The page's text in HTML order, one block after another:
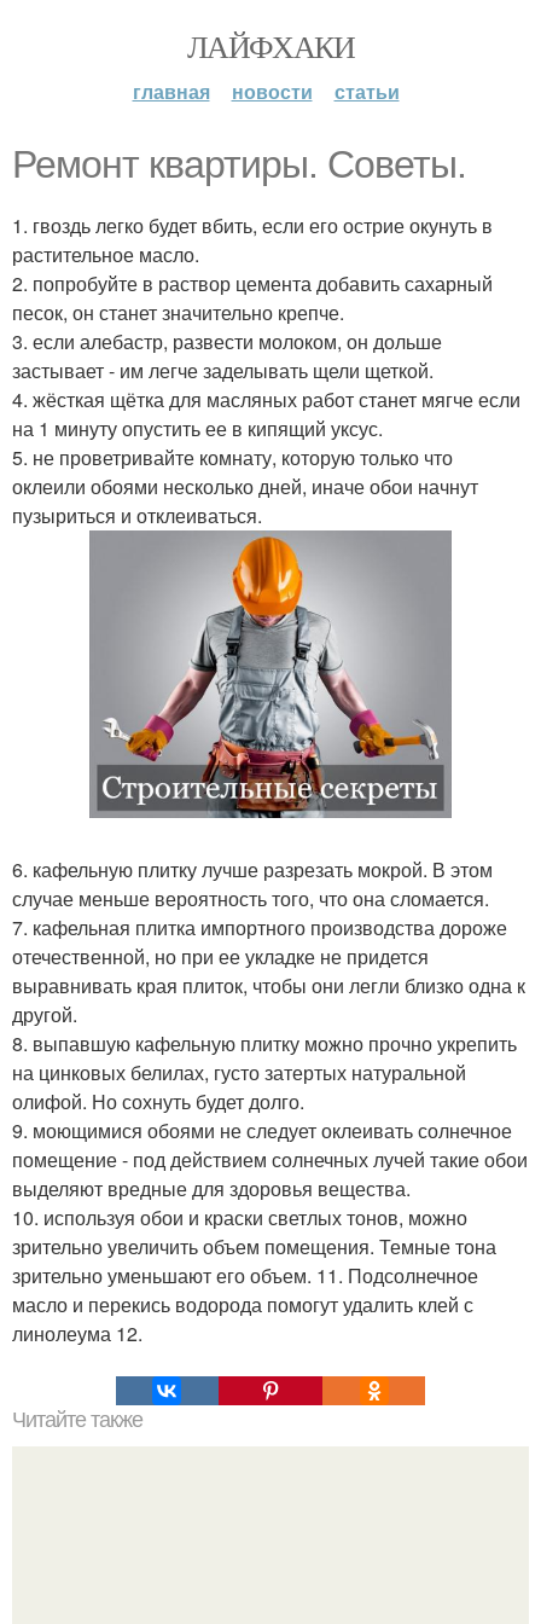
ЛАЙФХАКИ
главная новости статьи
Ремонт квартиры. Советы.
1. гвоздь легко будет вбить, если его острие окунуть в
растительное масло.
2. попробуйте в раствор цемента добавить сахарный
песок, он станет значительно крепче.
3. если алебастр, развести молоком, он дольше
застывает - им легче заделывать щели щеткой.
4. жёсткая щётка для масляных работ станет мягче если
на 1 минуту опустить ее в кипящий уксус.
5. не проветривайте комнату, которую только что
оклеили обоями несколько дней, иначе обои начнут
пузыриться и отклеиваться.
6. кафельную плитку лучше разрезать мокрой. В этом
случае меньше вероятность того, что она сломается.
7. кафельная плитка импортного производства дороже
отечественной, но при ее укладке не придется
выравнивать края плиток, чтобы они легли близко одна к
другой.
8. выпавшую кафельную плитку можно прочно укрепить
на цинковых белилах, густо затертых натуральной
олифой. Но сохнуть будет долго.
9. моющимися обоями не следует оклеивать солнечное
помещение - под действием солнечных лучей такие обои
выделяют вредные для здоровья вещества.
10. используя обои и краски светлых тонов, можно
зрительно увеличить объем помещения. Темные тона
зрительно уменьшают его объем. 11. Подсолнечное
масло и перекись водорода помогут удалить клей с
линолеума 12.
Читайте также